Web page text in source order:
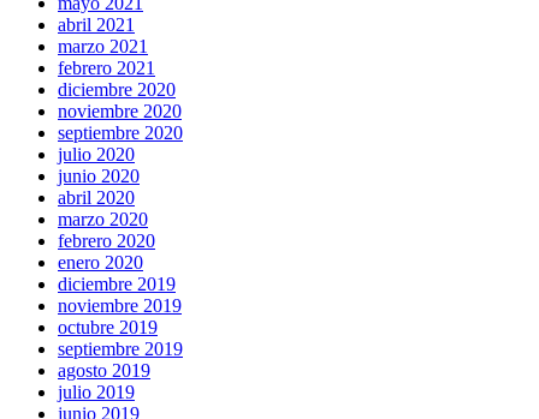
abril 2021
marzo 2021
febrero 2021
diciembre 2020
noviembre 2020
septiembre 2020
julio 2020
junio 2020
abril 2020
marzo 2020
febrero 2020
enero 2020
diciembre 2019
noviembre 2019
octubre 2019
septiembre 2019
agosto 2019
julio 2019
junio 2019